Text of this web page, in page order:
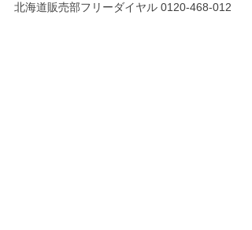
北海道販売部フリーダイヤル 0120-468-012